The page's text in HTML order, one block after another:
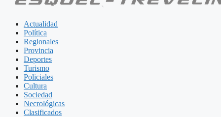
Actualidad
Política
Regionales
Provincia
Deportes
Turismo
Policiales
Cultura
Sociedad
Necrológicas
Clasificados